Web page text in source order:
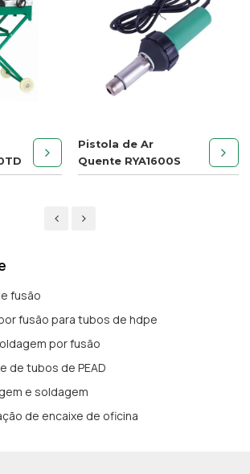
Pistola de Ar
Quente RYA1600S
fusão
fusão para tubos de hdpe
por fusão
de tubos de PEAD
e soldagem
de encaixe de oficina